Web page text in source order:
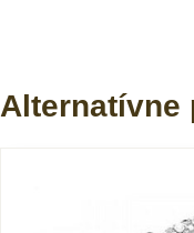
Alternatívne